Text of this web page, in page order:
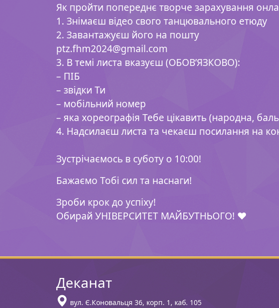
Як пройти попереднє творче зарахування
1. Знімаєш відео свого танцювального етюду
2. Завантажуєш його на пошту
ptz.fhm2024@gmail.com
3. В темі листа вказуєш (ОБОВ’ЯЗКОВО):
– ПІБ
– звідки Ти
– мобільний номер
– яка хореографія Тебе цікавить (народна,
4. Надсилаєш листа та чекаєш посилання на
Зустрічаємось в суботу о 10:00!
Бажаємо Тобі сил та наснаги!
Зроби крок до успіху!
Обирай УНІВЕРСИТЕТ МАЙБУТНЬОГО! ❤️
Деканат
вул. Є.Коновальця 36, корп. 1, каб. 105